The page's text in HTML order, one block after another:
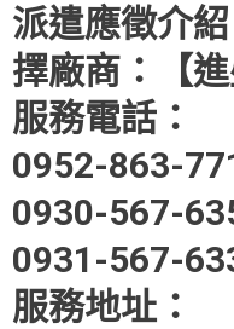
派遣應徵介
擇廠商：【
服務電話：
0952-863-
0930-567-
0931-567-
服務地址：